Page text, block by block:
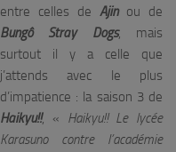
entre celles de Ajinou de
Bungô Stray Dogs, mais
surtout il y a celle que
j’attends avec le plus
d’impatience : la saison 3 de
Haikyu!!, « Haikyu!! Le lycée
Karasuno contre l’académie